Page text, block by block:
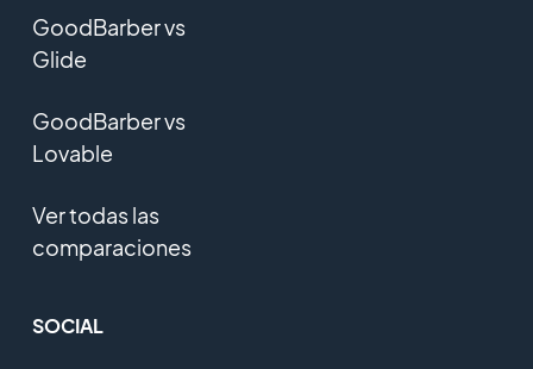
GoodBarber vs
Glide
GoodBarber vs
Lovable
Ver todas las
comparaciones
SOCIAL